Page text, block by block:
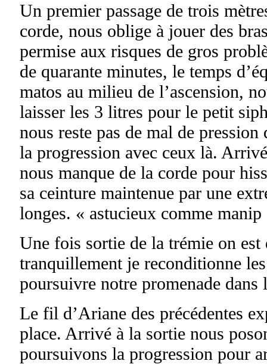
Un premier passage de trois
corde, nous oblige à jouer des
permise aux risques de gros
de quarante minutes, le temps
matos au milieu de l’ascension,
laisser les 3 litres pour le petit
nous reste pas de mal de
la progression avec ceux là.
nous manque de la corde pour
sa ceinture maintenue par une
longes. « astucieux comme
Une fois sortie de la trémie on est
tranquillement je reconditionne
poursuivre notre promenade dans
Le fil d’Ariane des précédentes
place. Arrivé à la sortie nous
poursuivons la progression pour